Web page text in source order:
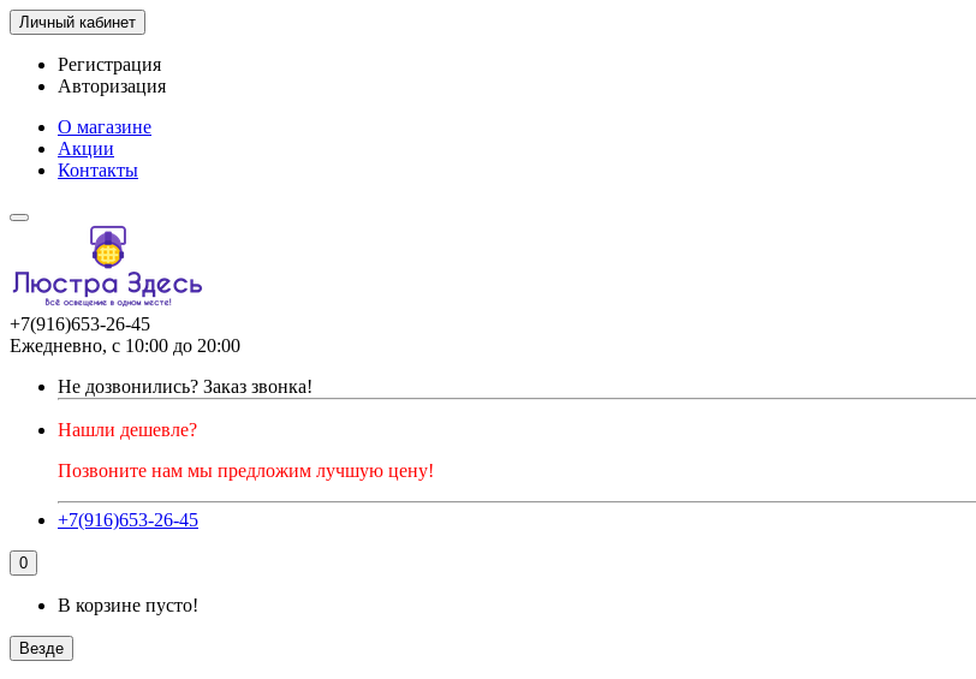
Личный кабинет
Регистрация
Авторизация
О магазине
Акции
Контакты
+7(916)653-26-45
Ежедневно, с 10:00 до 20:00
Не дозвонились? Заказ звонка!
Нашли дешевле?
Позвоните нам мы предложим лучшую цену!
+7(916)653-26-45
0
В корзине пусто!
Везде